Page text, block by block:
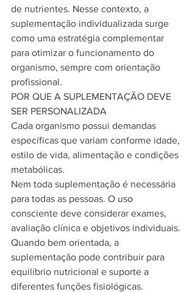
de nutrientes. Nesse contexto, a
suplementação individualizada surge
como uma estratégia complementar
para otimizar o funcionamento do
organismo, sempre com orientação
profissional.
POR QUE A SUPLEMENTAÇÃO DEVE
SER PERSONALIZADA
Cada organismo possui demandas
específicas que variam conforme idade,
estilo de vida, alimentação e condições
metabólicas.
Nem toda suplementação é necessária
para todas as pessoas. O uso
consciente deve considerar exames,
avaliação clínica e objetivos individuais.
Quando bem orientada, a
suplementação pode contribuir para
equilíbrio nutricional e suporte a
diferentes funções fisiológicas.